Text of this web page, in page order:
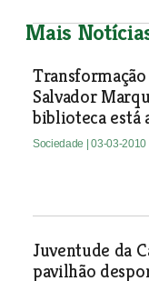
Mais
Salvador
biblioteca está
Sociedade | 03-03-2010
Juventude da
pavilhão